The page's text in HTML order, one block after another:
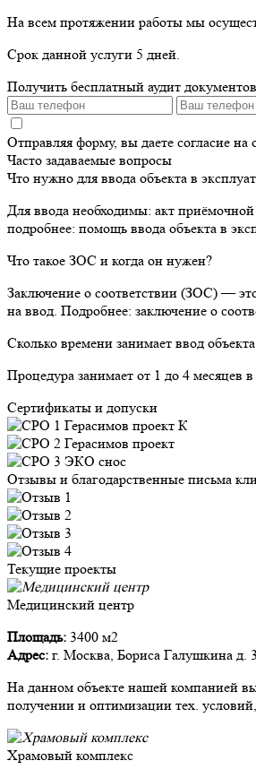
На всем протяжении работы мы
Срок данной услуги 5 дней.
Получить бесплатный аудит документов
Отправляя форму, вы даете согласие
Часто задаваемые вопросы
Что нужно для ввода объекта в
Для ввода необходимы: акт
подробнее: помощь ввода объекта в
Что такое ЗОС и когда он нужен?
Заключение о соответствии (ЗОС) —
на ввод. Подробнее: заключение о
Сколько времени занимает ввод
Процедура занимает от 1 до 4 месяцев
Сертификаты и допуски
Отзывы и благодарственные письма
Текущие проекты
Медицинский центр
Площадь: 3400 м2
Адрес: г. Москва, Бориса Галушкина
На данном объекте нашей компанией
получении и оптимизации тех.
Храмовый комплекс